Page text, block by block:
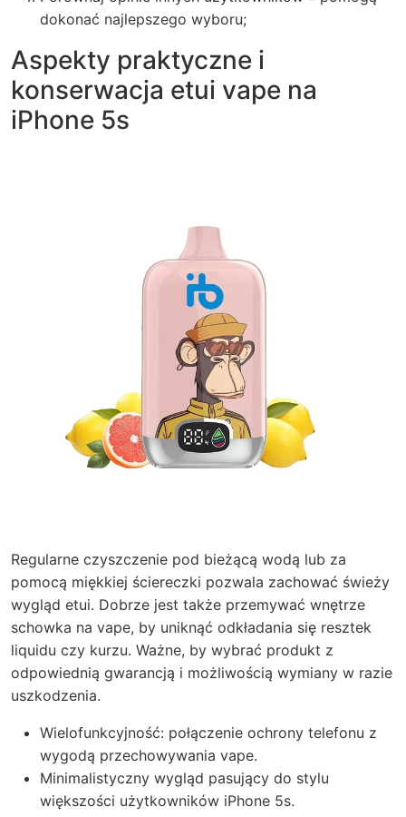
dokonać najlepszego wyboru;
Aspekty praktyczne i
konserwacja etui vape na
iPhone 5s
Regularne czyszczenie pod bieżącą wodą lub za
pomocą miękkiej ściereczki pozwala zachować świeży
wygląd etui. Dobrze jest także przemywać wnętrze
schowka na vape, by uniknąć odkładania się resztek
liquidu czy kurzu. Ważne, by wybrać produkt z
odpowiednią gwarancją i możliwością wymiany w razie
uszkodzenia.
Wielofunkcyjność: połączenie ochrony telefonu z
wygodą przechowywania vape.
Minimalistyczny wygląd pasujący do stylu
większości użytkowników iPhone 5s.